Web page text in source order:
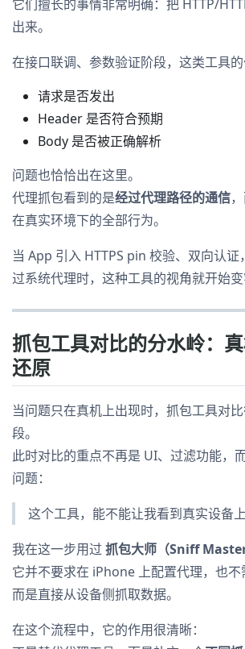
它们擅长的事情非常明确：把 HTTP/
出来。
在接口联调、参数验证阶段，这类工具的
请求是否发出
Header 是否符合预期
Body 是否被正确解析
问题也恰恰出在这里。
代理抓包看到的是经过代理路径的通信
在真实环境下的全部行为。
当 App 引入 HTTPS pin 校验、双向认证
过系统代理时，这种工具的视角就开始变
抓包工具对比的分水岭：
还原
当问题只在真机上出现时，抓包工具对
段。
此时对比的重点不再是 UI、过滤功能，
问题：
这个工具，能不能让我看到真实设备
我在这一步用过 抓包大师（Sniff Master
它并不要求在 iPhone 上配置代理，也不
而是直接从设备侧抓取数据。
在这个流程中，它的作用很清晰：